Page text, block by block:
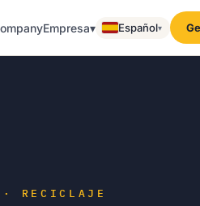
Empresa▾ Español▾
RECICLAJE